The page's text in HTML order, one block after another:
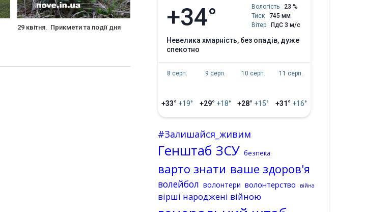
29 квітня. Прикмети та події дня +34° Вологість
23 %
Тиск
745 мм
Вітер
ПдС 3 м/с
невелика хмарність, без опадів, дуже
спекотно
8 серп.
+33° +19°
9 серп.
+29° +18°
10 серп.
+28° +15°
11 серп.
+31° +16°
#Залишайся_живим
Генштаб ЗСУ безпека
варто знати ваше здоров'я
волейбол волонтери волонтерство війна
вірші народжені війною